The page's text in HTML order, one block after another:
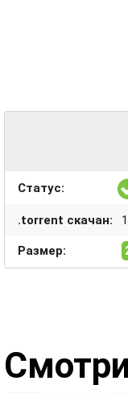
Статус:
.torrent скачан:
Размер: